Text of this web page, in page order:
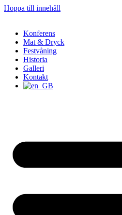
Hoppa till innehåll
Konferens
Mat & Dryck
Festvåning
Historia
Galleri
Kontakt